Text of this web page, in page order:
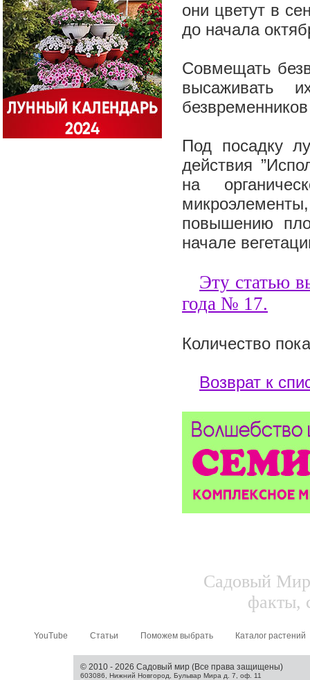
они цветут в
до начала
Совмещать
высаживать
Под посадку
действия
на
повышению
начале
Эту статью
года № 17.
Количество
Возврат к
Садовый
факты,
YouTube Статьи Поможем выбрать Каталог растений
© 2010 - 2026 Садовый мир (Все права защищены)
603086, Нижний Новгород, Бульвар Мира д. 7, оф. 11